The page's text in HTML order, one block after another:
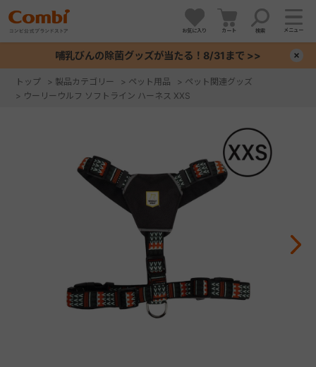
お気に入り カート 検索 メニュー
哺乳びんの除菌グッズが当たる！8/31まで >>
トップ > 製品カテゴリー > ペット用品 > ペット関連グッズ
> ウーリーウルフ ソフトライン ハーネス XXS